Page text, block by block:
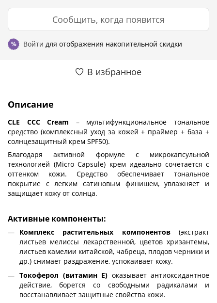
Сообщить, когда появится
% Войти для отображения накопительной скидки
В избранное
Описание
CLE CCC Cream – мультифункциональное тональное
средство (комплексный уход за кожей + праймер + база +
солнцезащитный крем SPF50).
Благодаря активной формуле с микрокапсульной
технологией (Micro Capsule) крем идеально сочетается с
оттенком кожи. Средство обеспечивает тональное
покрытие с легким сатиновым финишем, увлажняет и
защищает кожу от солнца.
Активные компоненты:
Комплекс растительных компонентов (экстракт
листьев мелиссы лекарственной, цветов хризантемы,
листьев камелии китайской, чабреца, плодов черники и
др.) снимает раздражение, успокаивает кожу.
Токоферол (витамин Е) оказывает антиоксидантное
действие, борется со свободными радикалами и
восстанавливает защитные свойства кожи.